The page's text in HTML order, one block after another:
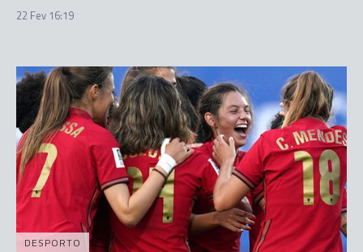
22 Fev 16:19
DESPORTO